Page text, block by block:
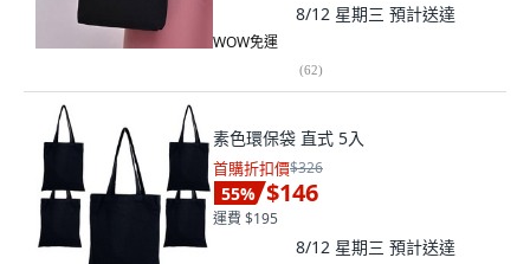
8/12 星期三 預計送達
WOW免運
(62)
素色環保袋 直式 5入
首購折扣價$326
55% $146
運費 $195
8/12 星期三 預計送達